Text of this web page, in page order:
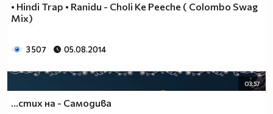
• Hindi Trap • Ranidu - Choli Ke Peeche ( Colombo Swag
Mix)
3 507 05.08.2014
03:57
...стих на - Самодива